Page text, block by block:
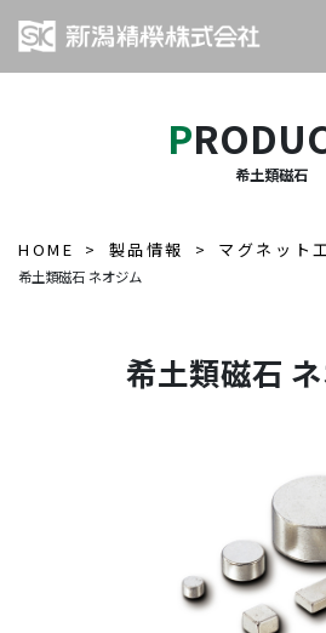
希土類磁石
HOME 製品情報 マグネット
希土類磁石 ネオジム
希土類磁石